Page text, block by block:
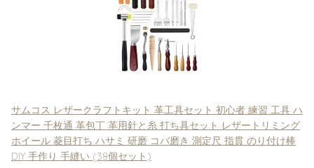
サムコス レザークラフトキット 革工具セット 初心者 練習 工具 ハ
ンマー 千枚通 革包丁 革用針と糸 打ち具セット レザートリミング
ホイール 菱目打ち ハサミ 研磨 コバ磨き 測定尺 指貫 のり付け棒
DIY 手作り 手縫い (38個セット)